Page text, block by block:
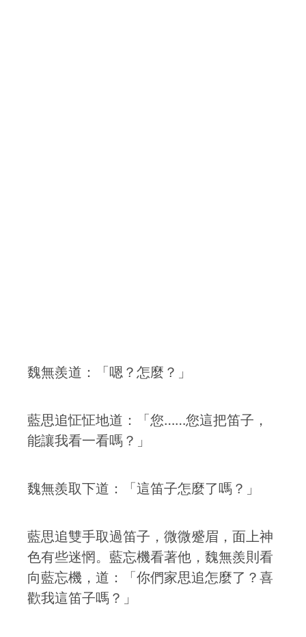
魏無羨道：「嗯？怎麼？」
藍思追怔怔地道：「您……您這把笛子，
能讓我看一看嗎？」
魏無羨取下道：「這笛子怎麼了嗎？」
藍思追雙手取過笛子，微微蹙眉，面上神
色有些迷惘。藍忘機看著他，魏無羨則看
向藍忘機，道：「你們家思追怎麼了？喜
歡我這笛子嗎？」